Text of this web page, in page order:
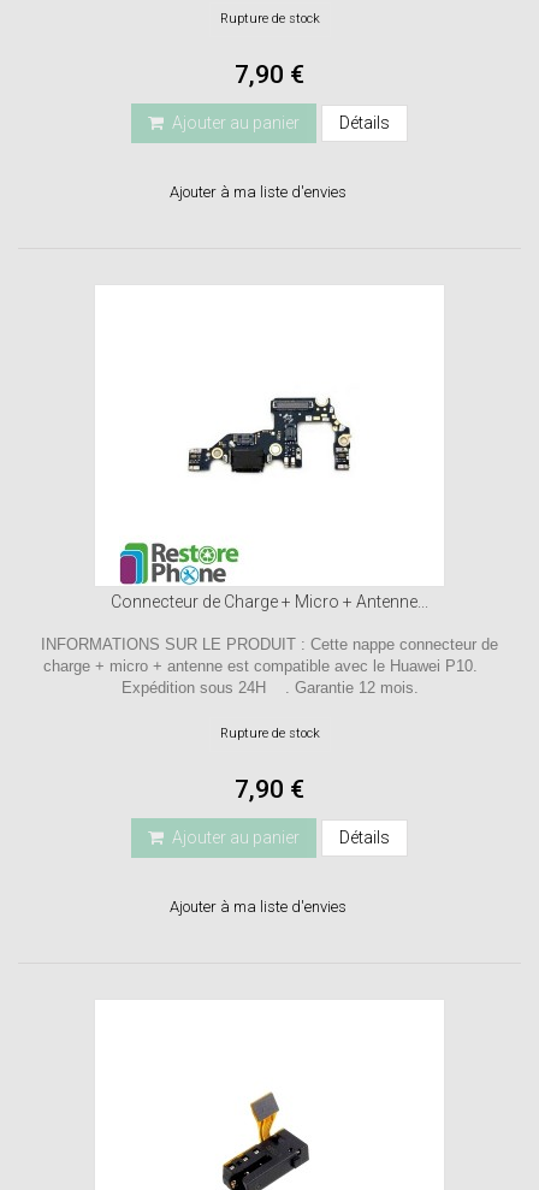
Rupture de stock
7,90 €
Ajouter au panier Détails
Ajouter à ma liste d'envies
Connecteur de Charge + Micro + Antenne...
INFORMATIONS SUR LE PRODUIT : Cette nappe connecteur de
charge + micro + antenne est compatible avec le Huawei P10.
Expédition sous 24H . Garantie 12 mois.
Rupture de stock
7,90 €
Ajouter au panier Détails
Ajouter à ma liste d'envies